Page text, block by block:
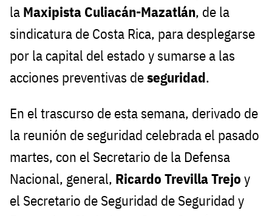
la Maxipista Culiacán-Mazatlán, de la
sindicatura de Costa Rica, para desplegarse
por la capital del estado y sumarse a las
acciones preventivas deseguridad.
En el trascurso de esta semana, derivado de
la reunión de seguridad celebrada el pasado
martes, con el Secretario de la Defensa
Nacional, general, Ricardo Trevilla Trejo y
el Secretario de Seguridad de Seguridad y